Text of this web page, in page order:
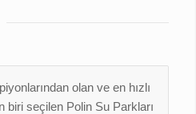
olan ve en hızlı
biri seçilen Polin Su Parkları